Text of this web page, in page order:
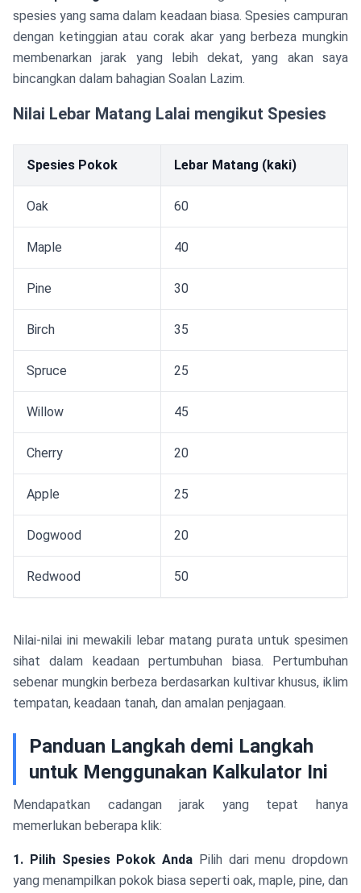
spesies yang sama dalam keadaan biasa. Spesies campuran
dengan ketinggian atau corak akar yang berbeza mungkin
membenarkan jarak yang lebih dekat, yang akan saya
bincangkan dalam bahagian Soalan Lazim.
Nilai Lebar Matang Lalai mengikut Spesies
Spesies Pokok Lebar Matang (kaki)
Oak 60
Maple 40
Pine 30
Birch 35
Spruce 25
Willow 45
Cherry 20
Apple 25
Dogwood 20
Redwood 50
Nilai-nilai ini mewakili lebar matang purata untuk spesimen
sihat dalam keadaan pertumbuhan biasa. Pertumbuhan
sebenar mungkin berbeza berdasarkan kultivar khusus, iklim
tempatan, keadaan tanah, dan amalan penjagaan.
Panduan Langkah demi Langkah
untuk Menggunakan Kalkulator Ini
Mendapatkan cadangan jarak yang tepat hanya
memerlukan beberapa klik:
1. Pilih Spesies Pokok Anda Pilih dari menu dropdown
yang menampilkan pokok biasa seperti oak, maple, pine, dan